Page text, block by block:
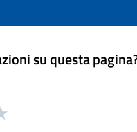
su questa